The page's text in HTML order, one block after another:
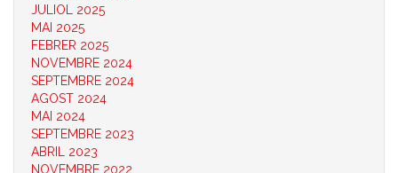
JULIOL 2025
MAI 2025
FEBRER 2025
NOVEMBRE 2024
SEPTEMBRE 2024
AGOST 2024
MAI 2024
SEPTEMBRE 2023
ABRIL 2023
NOVEMBRE 2022